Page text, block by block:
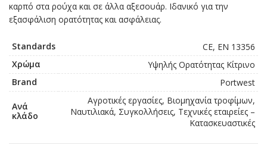
καρπό στα ρούχα και σε άλλα αξεσουάρ. Ιδανικό για την
εξασφάλιση ορατότητας και ασφάλειας.
Standards
CE, EN 13356
Χρώμα
Υψηλής Ορατότητας Κίτρινο
Brand
Portwest
Ανά
κλάδο
Αγροτικές εργασίες, Βιομηχανία τροφίμων,
Ναυτιλιακά, Συγκολλήσεις, Τεχνικές εταιρείες –
Κατασκευαστικές